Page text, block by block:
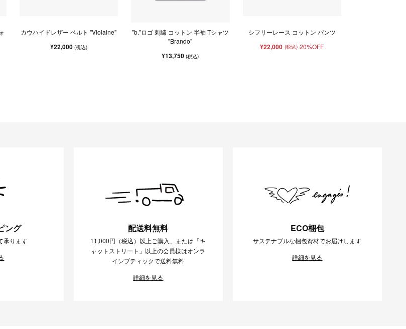
カウハイドレザー ベルト "Violaine"
¥22,000 (税込)
"b."ロゴ 刺繍 コットン 半袖 Tシャツ
"Brando"
¥13,750(税込)
シフリーレース コットン パンツ
¥22,000 (税込) 20%OFF
ング
承ります
配送料無料
11,000円（税込）以上ご購入、または「キ
ャットストリート」以上の会員様はオンラ
インブティックで送料無料
詳細を見る
ECO梱包
サステナブルな梱包資材でお届けします
詳細を見る